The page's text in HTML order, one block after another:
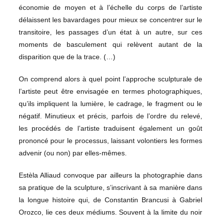
économie de moyen et à l’échelle du corps de l’artiste
délaissent les bavardages pour mieux se concentrer sur le
transitoire, les passages d’un état à un autre, sur ces
moments de basculement qui relèvent autant de la
disparition que de la trace. (…)
On comprend alors à quel point l’approche sculpturale de
l’artiste peut être envisagée en termes photographiques,
qu’ils impliquent la lumière, le cadrage, le fragment ou le
négatif. Minutieux et précis, parfois de l’ordre du relevé,
les procédés de l’artiste traduisent également un goût
prononcé pour le processus, laissant volontiers les formes
advenir (ou non) par elles-mêmes.
Estèla Alliaud convoque par ailleurs la photographie dans
sa pratique de la sculpture, s’inscrivant à sa manière dans
la longue histoire qui, de Constantin Brancusi à Gabriel
Orozco, lie ces deux médiums. Souvent à la limite du noir